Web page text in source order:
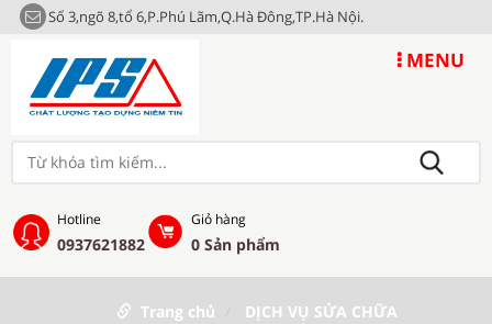
Số 3,ngõ 8,tổ 6,P.Phú Lãm,Q.Hà Đông,TP.Hà Nội.
MENU
Hotline
0937621882
Giỏ hàng
0 Sản phẩm
Trang chủ
DỊCH VỤ SỬA CHỮA